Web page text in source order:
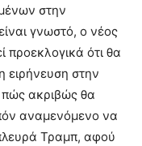
στην
γνωστό, ο νέος
προεκλογικά ότι θα
ειρήνευση στην
πώς ακριβώς θα
αναμενόμενο να
Τραμπ, αφού